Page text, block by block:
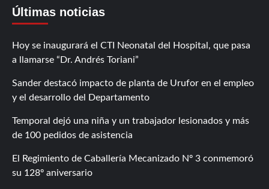
Últimas noticias
Hoy se inaugurará el CTI Neonatal del Hospital, que pasa
a llamarse “Dr. Andrés Toriani”
Sander destacó impacto de planta de Urufor en el empleo
y el desarrollo del Departamento
Temporal dejó una niña y un trabajador lesionados y más
de 100 pedidos de asistencia
El Regimiento de Caballería Mecanizado Nº 3 conmemoró
su 128º aniversario